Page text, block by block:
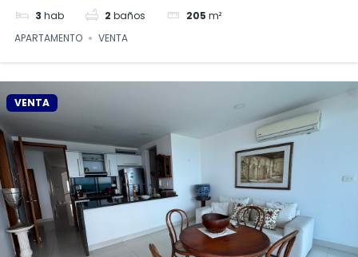
3 hab 2 baños 205 m²
APARTAMENTO
VENTA
VENTA